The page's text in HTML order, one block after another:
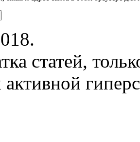
статей,